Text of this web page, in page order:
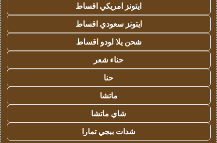
ايتونز امريكي اقساط
ايتونز سعودي اقساط
شحن يلا لودو اقساط
حناء شعر
حنا
ماتشا
شاي ماتشا
شدات ببجي تمارا